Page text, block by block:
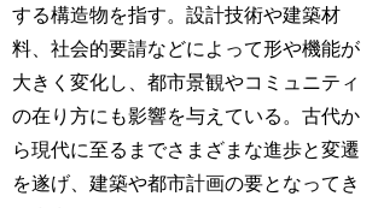
する構造物を指す。設計技術や建築材
料、社会的要請などによって形や機能が
大きく変化し、都市景観やコミュニティ
の在り方にも影響を与えている。古代か
ら現代に至るまでさまざまな進歩と変遷
を遂げ、建築や都市計画の要となってき